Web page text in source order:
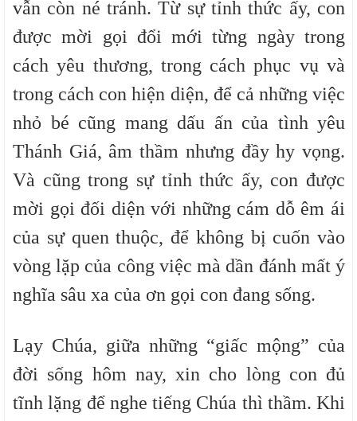
vẫn còn né tránh. Từ sự tỉnh thức ấy, con
được mời gọi đổi mới từng ngày trong
cách yêu thương, trong cách phục vụ và
trong cách con hiện diện, để cả những việc
nhỏ bé cũng mang dấu ấn của tình yêu
Thánh Giá, âm thầm nhưng đầy hy vọng.
Và cũng trong sự tỉnh thức ấy, con được
mời gọi đối diện với những cám dỗ êm ái
của sự quen thuộc, để không bị cuốn vào
vòng lặp của công việc mà dần đánh mất ý
nghĩa sâu xa của ơn gọi con đang sống.
Lạy Chúa, giữa những “giấc mộng” của
đời sống hôm nay, xin cho lòng con đủ
tĩnh lặng để nghe tiếng Chúa thì thầm. Khi